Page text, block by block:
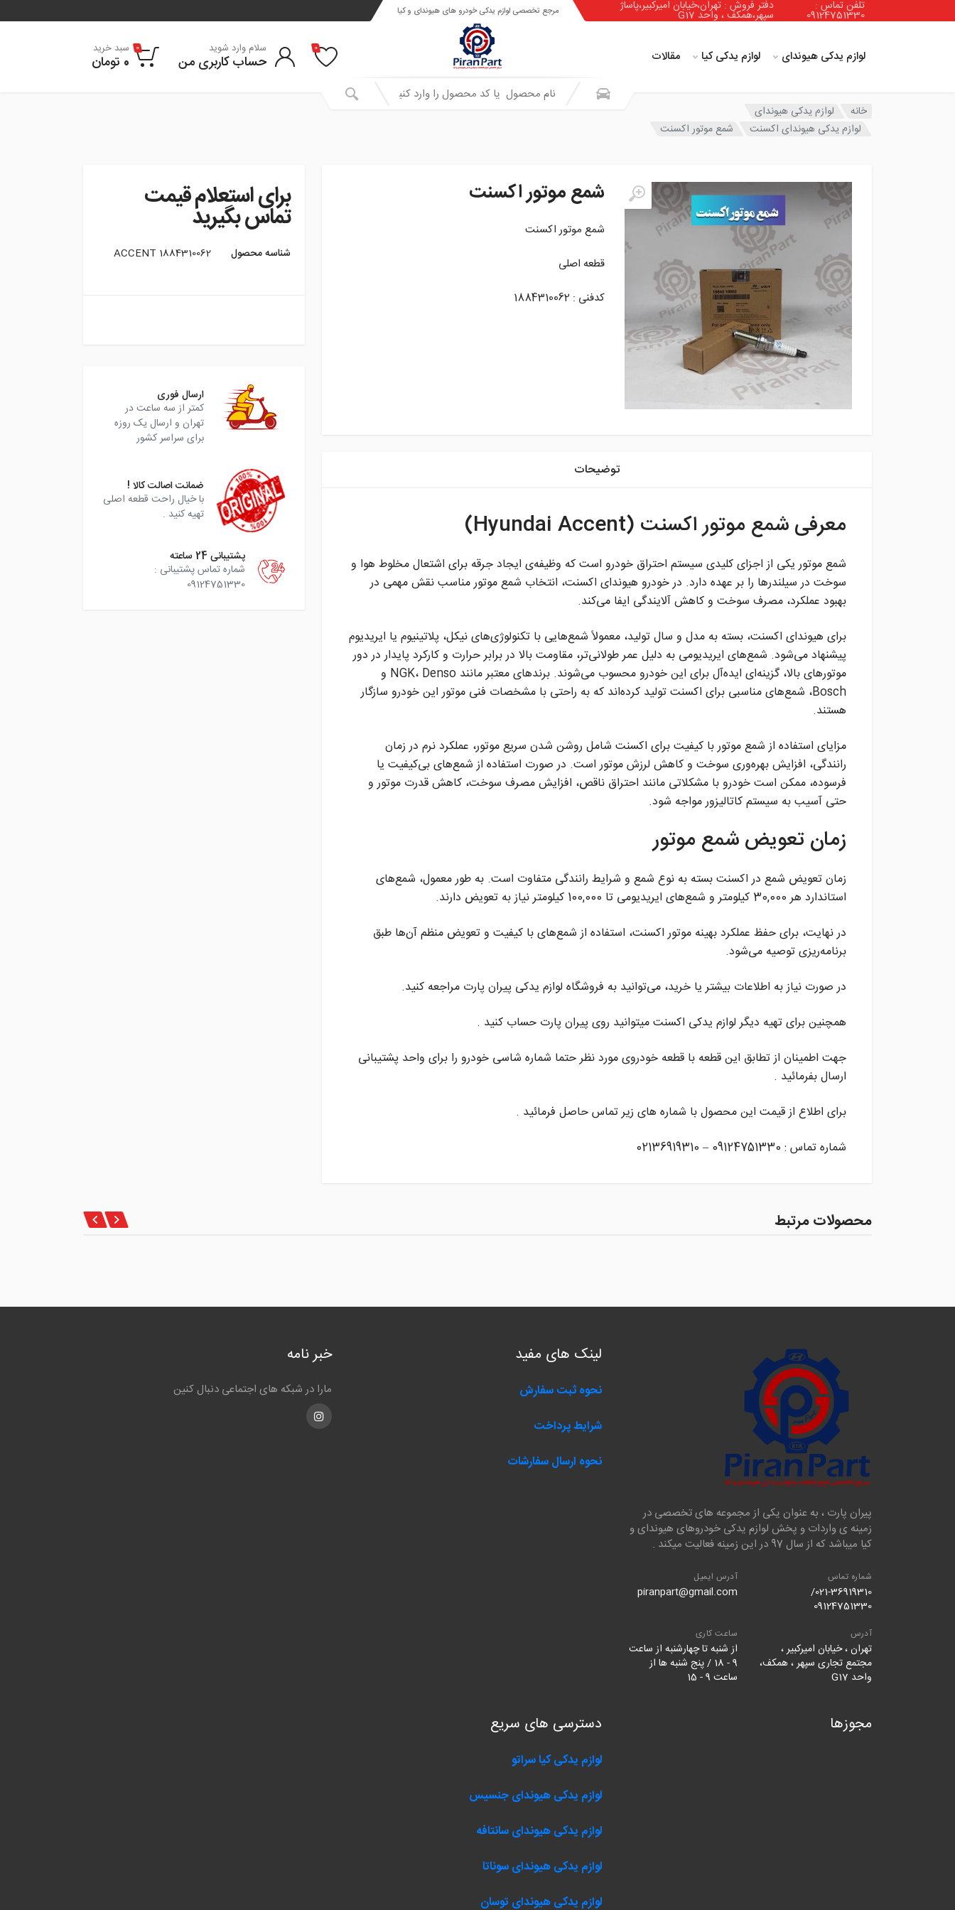
تلفن تماس :
09124751330
دفتر فروش : تهران،خیابان امیرکبیر،پاساژ
سپهر،همکف ، واحد G17
لوازم یدکی هیوندای لوازم یدکی کیا مقالات
مرجع تخصصی لوازم یدکی خودرو های هیوندای و کیا
0 سلام وارد شوید
حساب کاربری من
0 سبد خرید
0 تومان
خانه
لوازم یدکی هیوندای
لوازم یدکی هیوندای اکسنت
شمع موتور اکسنت
شمع موتور اکسنت
شمع موتور اکسنت
قطعه اصلی
کدفنی : 1884310062
برای استعلام قیمت
تماس بگیرید
شناسه محصول 1884310062 ACCENT
ارسال فوری
کمتر از سه ساعت در
تهران و ارسال یک روزه
برای سراسر کشور
ضمانت اصالت کالا !
با خیال راحت قطعه اصلی
تهیه کنید .
پشتیبانی 24 ساعته
شماره تماس پشتیبانی :
09124751330
توضیحات
معرفی شمع موتور اکسنت (Hyundai Accent)
شمع موتور یکی از اجزای کلیدی سیستم احتراق خودرو است که وظیفه‌ی ایجاد جرقه برای اشتعال مخلوط هوا و
سوخت در سیلندرها را بر عهده دارد. در خودرو هیوندای اکسنت، انتخاب شمع موتور مناسب نقش مهمی در
بهبود عملکرد، مصرف سوخت و کاهش آلایندگی ایفا می‌کند.
برای هیوندای اکسنت، بسته به مدل و سال تولید، معمولاً شمع‌هایی با تکنولوژی‌های نیکل، پلاتینیوم یا ایریدیوم
پیشنهاد می‌شود. شمع‌های ایریدیومی به دلیل عمر طولانی‌تر، مقاومت بالا در برابر حرارت و کارکرد پایدار در دور
موتورهای بالا، گزینه‌ای ایده‌آل برای این خودرو محسوب می‌شوند. برندهای معتبر مانند NGK، Denso و
Bosch، شمع‌های مناسبی برای اکسنت تولید کرده‌اند که به راحتی با مشخصات فنی موتور این خودرو سازگار
هستند.
مزایای استفاده از شمع موتور با کیفیت برای اکسنت شامل روشن شدن سریع موتور، عملکرد نرم در زمان
رانندگی، افزایش بهره‌وری سوخت و کاهش لرزش موتور است. در صورت استفاده از شمع‌های بی‌کیفیت یا
فرسوده، ممکن است خودرو با مشکلاتی مانند احتراق ناقص، افزایش مصرف سوخت، کاهش قدرت موتور و
حتی آسیب به سیستم کاتالیزور مواجه شود.
زمان تعویض شمع موتور
زمان تعویض شمع در اکسنت بسته به نوع شمع و شرایط رانندگی متفاوت است. به طور معمول، شمع‌های
استاندارد هر 30,000 کیلومتر و شمع‌های ایریدیومی تا 100,000 کیلومتر نیاز به تعویض دارند.
در نهایت، برای حفظ عملکرد بهینه موتور اکسنت، استفاده از شمع‌های با کیفیت و تعویض منظم آن‌ها طبق
برنامه‌ریزی توصیه می‌شود.
در صورت نیاز به اطلاعات بیشتر یا خرید، می‌توانید به فروشگاه لوازم یدکی پیران پارت مراجعه کنید.
همچنین برای تهیه دیگر لوازم یدکی اکسنت میتوانید روی پیران پارت حساب کنید .
جهت اطمینان از تطابق این قطعه با قطعه خودروی مورد نظر حتما شماره شاسی خودرو را برای واحد پشتیبانی
ارسال بفرمائید .
برای اطلاع از قیمت این محصول با شماره های زیر تماس حاصل فرمائید .
شماره تماس : 09124751330 – 02136919310
محصولات مرتبط
پیران پارت ، به عنوان یکی از مجموعه های تخصصی در
زمینه ی واردات و پخش لوازم یدکی خودروهای هیوندای و
کیا میباشد که از سال 97 در این زمینه فعالیت میکند .
شماره تماس
021-36919310/
09124751330
آدرس ایمیل
piranpart@gmail.com
آدرس
تهران ، خیابان امیرکبیر ،
مجتمع تجاری سپهر ، همکف،
واحد G17
ساعت کاری
از شنبه تا چهارشنبه از ساعت
9 - 18 / پنج شنبه ها از
ساعت 9 - 15
لینک های مفید
نحوه ثبت سفارش
شرایط پرداخت
نحوه ارسال سفارشات
خبر نامه
مارا در شبکه های اجتماعی دنبال کنین
Instagram
مجوزها دسترسی های سریع
لوازم یدکی کیا سراتو
لوازم یدکی هیوندای جنسیس
لوازم یدکی هیوندای سانتافه
لوازم یدکی هیوندای سوناتا
لوازم یدکی هیوندای توسان